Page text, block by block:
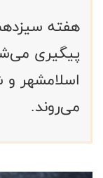
هفته
پیگیری
اسلامشهر
می‌روند.